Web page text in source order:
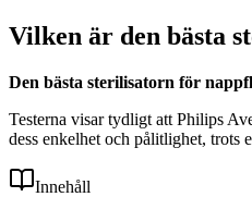
Vilken är den bästa
Den bästa sterilisatorn för
Testerna visar tydligt att Philips
dess enkelhet och pålitlighet, trots
Innehåll